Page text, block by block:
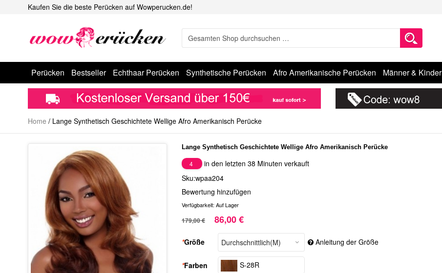
Kaufen Sie die beste Perücken auf Wowperucken.de!
Perücken Bestseller Echthaar Perücken Synthetische Perücken Afro Amerikanische Perücken Männer & Kinder
Home / Lange Synthetisch Geschichtete Wellige Afro Amerikanisch Perücke
Lange Synthetisch Geschichtete Wellige Afro Amerikanisch Perücke
4
in den letzten 38 Minuten verkauft
Sku:wpaa204
Bewertung hinzufügen
Verfügbarkeit: Auf Lager
179,00 € 86,00 €
*Größe Anleitung der Größe
*Farben S-28R